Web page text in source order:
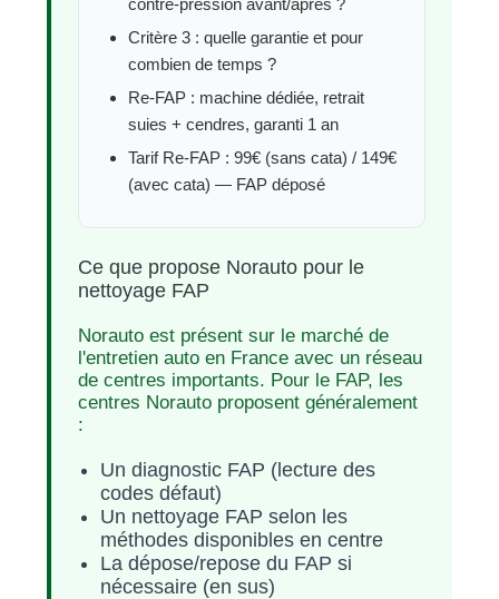
contre-pression avant/après ?
Critère 3 : quelle garantie et pour
combien de temps ?
Re-FAP : machine dédiée, retrait
suies + cendres, garanti 1 an
Tarif Re-FAP : 99€ (sans cata) / 149€
(avec cata) — FAP déposé
Ce que propose Norauto pour le
nettoyage FAP
Norauto est présent sur le marché de
l'entretien auto en France avec un réseau
de centres importants. Pour le FAP, les
centres Norauto proposent généralement
:
Un diagnostic FAP (lecture des
codes défaut)
Un nettoyage FAP selon les
méthodes disponibles en centre
La dépose/repose du FAP si
nécessaire (en sus)